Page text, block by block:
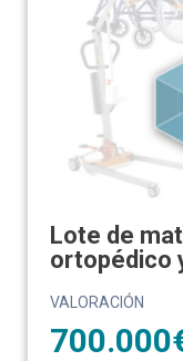
Lote de
ortopédico
VALORACIÓN